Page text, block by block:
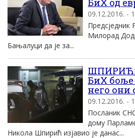
БиХ од
09.12.2016. -
Предсједник
Милорад
Бањалуци да је за...
ШПИРИЋ:
БиХ боље
него они
09.12.2016. -
Посланик
дому
Никола Шпирић изјавио је данас...